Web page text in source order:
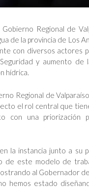
Regional de
de la provincia de Los
con diversos actores
y aumento de
hídrica.
Regional de
el rol central que
con una priorización
la instancia junto a su
de este modelo de
al Gobernador
hemos estado